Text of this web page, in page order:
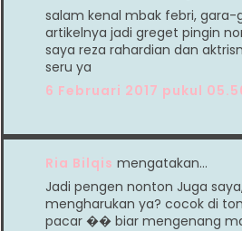
salam kenal mbak febri, gara-
artikelnya jadi greget pingin
saya reza rahardian dan
seru ya
6 Februari 2017 pukul
Ria Bilqis mengatakan…
Jadi pengen nonton Juga
mengharukan ya? cocok di
pacar �� biar mengenang